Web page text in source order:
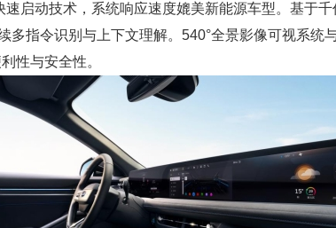
启动技术，系统响应速度媲美新能源车型。基于
多指令识别与上下文理解。540°全景影像可视系统
性与安全性。